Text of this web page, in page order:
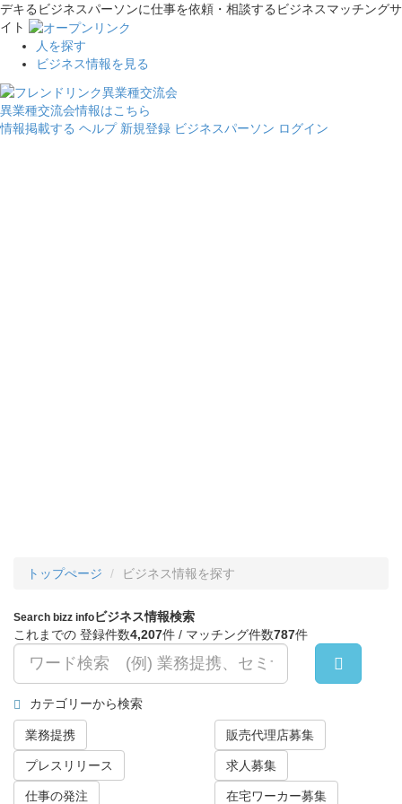
デキるビジネスパーソンに仕事を依頼・相談するビジネスマッチングサ
イト
人を探す
ビジネス情報を見る
異業種交流会情報はこちら
情報掲載する ヘルプ 新規登録 ビジネスパーソン ログイン
トップぺージ ビジネス情報を探す
Search bizz infoビジネス情報検索
これまでの 登録件数4,207件 / マッチング件数787件
カテゴリーから検索
業務提携 販売代理店募集
プレスリリース 求人募集
仕事の発注 在宅ワーカー募集